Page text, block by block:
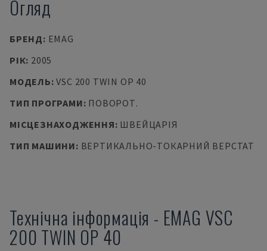
Огляд
БРЕНД: EMAG
РІК: 2005
МОДЕЛЬ:VSC 200 TWIN OP 40
ТИП ПРОГРАМИ: ПОВОРОТ.
МІСЦЕЗНАХОДЖЕННЯ: ШВЕЙЦАРІЯ
ТИП МАШИНИ: ВЕРТИКАЛЬНО-ТОКАРНИЙ ВЕРСТАТ
Технічна інформація - EMAG VSC
200 TWIN OP 40